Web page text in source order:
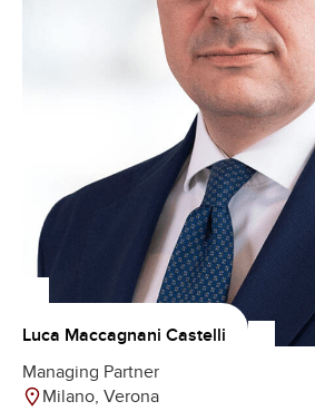
Luca Maccagnani Castelli
Managing Partner
Milano, Verona